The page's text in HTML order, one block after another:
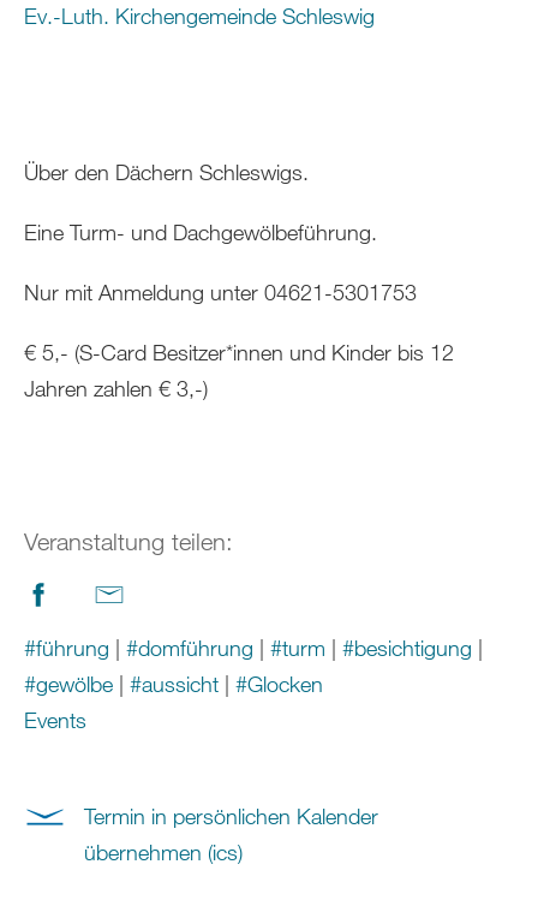
Ev.-Luth. Kirchengemeinde Schleswig
Über den Dächern Schleswigs.
Eine Turm- und Dachgewölbeführung.
Nur mit Anmeldung unter 04621-5301753
€ 5,- (S-Card Besitzer*innen und Kinder bis 12
Jahren zahlen € 3,-)
Veranstaltung teilen:
#führung | #domführung | #turm | #besichtigung |
#gewölbe | #aussicht | #Glocken
Events
Termin in persönlichen Kalender
übernehmen (ics)